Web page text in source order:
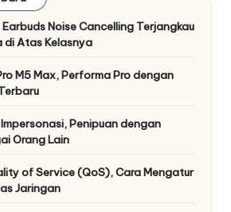
Noise Cancelling Terjangkau
di Atas Kelasnya
M5 Max, Performa Pro dengan
Penipuan dengan
Orang Lain
of Service (QoS), Cara Mengatur
Jaringan